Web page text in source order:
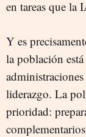
en tareas que la
Y es
la población
liderazgo. La
prioridad: